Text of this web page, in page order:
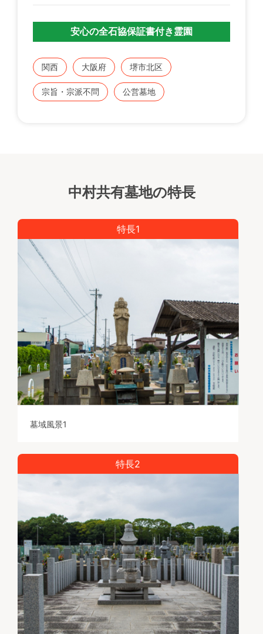
す。
既にこちらに区画をお持ちの方で、お持ちのお墓を建
ッフが無料でご相談をお受けします。
お気軽にみんなのお墓 お問い合わせ窓口【0120-12-
1440】までご連絡ください。
安心の全石協保証書付き霊園
関西 大阪府 堺市北区
宗旨・宗派不問 公営墓地
中村共有墓地の特長
特長1
墓域風景1
特長2